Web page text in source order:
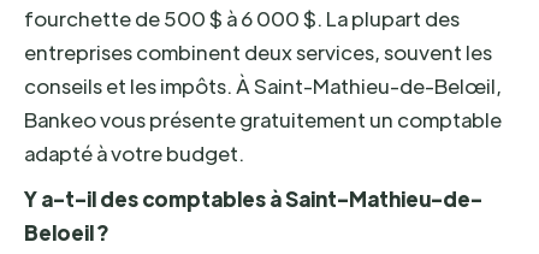
fourchette de 500 $ à 6 000 $. La plupart des
entreprises combinent deux services, souvent les
conseils et les impôts. À Saint-Mathieu-de-Belœil,
Bankeo vous présente gratuitement un comptable
adapté à votre budget.
Y a-t-il des comptables à Saint-Mathieu-de-
Beloeil ?